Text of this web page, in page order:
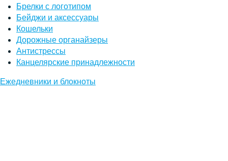
Брелки с логотипом
Бейджи и аксессуары
Кошельки
Дорожные органайзеры
Антистрессы
Канцелярские принадлежности
Ежедневники и блокноты